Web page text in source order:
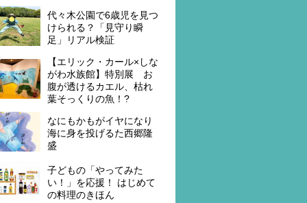
代々木公園で6歳児を見つ
けられる？「見守り瞬
足」リアル検証
【エリック・カール×しな
がわ水族館】特別展 お
腹が透けるカエル、枯れ
葉そっくりの魚！?
なにもかもがイヤになり
海に身を投げるた西郷隆
盛
子どもの「やってみた
い！」を応援！ はじめて
の料理のきほん